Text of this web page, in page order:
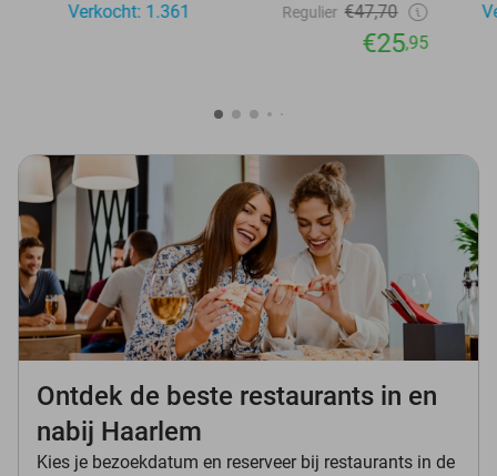
Verkocht: 1.361
Regulier €47,70
€25,95
Ontdek de beste restaurants in en
nabij Haarlem
Kies je bezoekdatum en reserveer bij restaurants in de